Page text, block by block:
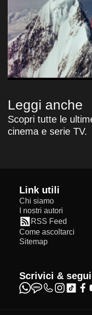
Leggi anche
Scopri tutte le
cinema e serie TV.
Link utili
Chi siamo
I nostri autori
RSS Feed
Come ascoltarci
Sitemap
Scrivici &